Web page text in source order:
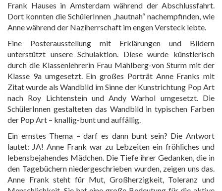
Frank Hauses in Amsterdam während der Abschlussfahrt.
Dort konnten die SchülerInnen „hautnah“ nachempfinden, wie
Anne während der Naziherrschaft im engen Versteck lebte.
Eine Posterausstellung mit Erklärungen und Bildern
unterstützt unsere Schulaktion. Diese wurde künstlerisch
durch die Klassenlehrerin Frau Mahlberg-von Sturm mit der
Klasse 9a umgesetzt. Ein großes Porträt Anne Franks mit
Zitat wurde als Wandbild im Sinne der Kunstrichtung Pop Art
nach Roy Lichtenstein und Andy Warhol umgesetzt. Die
SchülerInnen gestalteten das Wandbild in typischen Farben
der Pop Art – knallig-bunt und auffällig.
Ein ernstes Thema – darf es dann bunt sein? Die Antwort
lautet: JA! Anne Frank war zu Lebzeiten ein fröhliches und
lebensbejahendes Mädchen. Die Tiefe ihrer Gedanken, die in
den Tagebüchern niedergeschrieben wurden, zeigen uns das.
Anne Frank steht für Mut, Großherzigkeit, Toleranz und